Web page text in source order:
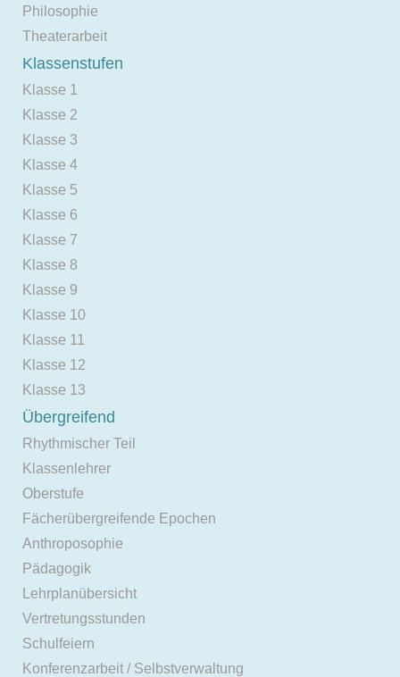
Philosophie
Theaterarbeit
Klassenstufen
Klasse 1
Klasse 2
Klasse 3
Klasse 4
Klasse 5
Klasse 6
Klasse 7
Klasse 8
Klasse 9
Klasse 10
Klasse 11
Klasse 12
Klasse 13
Übergreifend
Rhythmischer Teil
Klassenlehrer
Oberstufe
Fächerübergreifende Epochen
Anthroposophie
Pädagogik
Lehrplanübersicht
Vertretungsstunden
Schulfeiern
Konferenzarbeit / Selbstverwaltung